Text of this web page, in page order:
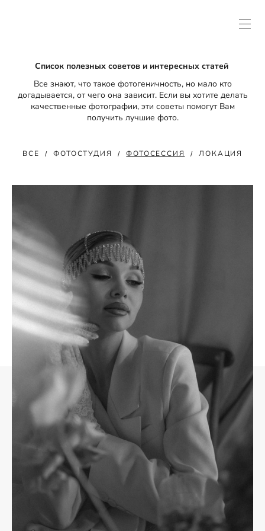
Список полезных советов и интересных статей
Все знают, что такое фотогеничность, но мало кто
догадывается, от чего она зависит. Если вы хотите делать
качественные фотографии, эти советы помогут Вам
получить лучшие фото.
ВСЕ ФОТОСТУДИЯ ФОТОСЕССИЯ ЛОКАЦИЯ